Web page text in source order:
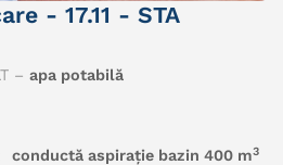
- 17.11 - STA
– apa potabilă
conductă aspirație bazin 400 m3